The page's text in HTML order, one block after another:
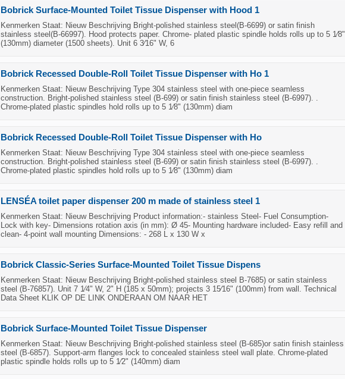
Bobrick Surface-Mounted Toilet Tissue Dispenser with Hood 1
Kenmerken Staat: Nieuw Beschrijving Bright-polished stainless steel(B-6699) or satin finish
stainless steel(B-66997). Hood protects paper. Chrome- plated plastic spindle holds rolls up to 5 1⁄8"
(130mm) diameter (1500 sheets). Unit 6 3⁄16" W, 6
Bobrick Recessed Double-Roll Toilet Tissue Dispenser with Ho 1
Kenmerken Staat: Nieuw Beschrijving Type 304 stainless steel with one-piece seamless
construction. Bright-polished stainless steel (B-699) or satin finish stainless steel (B-6997). .
Chrome-plated plastic spindles hold rolls up to 5 1⁄8" (130mm) diam
Bobrick Recessed Double-Roll Toilet Tissue Dispenser with Ho
Kenmerken Staat: Nieuw Beschrijving Type 304 stainless steel with one-piece seamless
construction. Bright-polished stainless steel (B-699) or satin finish stainless steel (B-6997). .
Chrome-plated plastic spindles hold rolls up to 5 1⁄8" (130mm) diam
LENSÉA toilet paper dispenser 200 m made of stainless steel 1
Kenmerken Staat: Nieuw Beschrijving Product information:- stainless Steel- Fuel Consumption-
Lock with key- Dimensions rotation axis (in mm): Ø 45- Mounting hardware included- Easy refill and
clean- 4-point wall mounting Dimensions: - 268 L x 130 W x
Bobrick Classic-Series Surface-Mounted Toilet Tissue Dispens
Kenmerken Staat: Nieuw Beschrijving Bright-polished stainless steel B-7685) or satin stainless
steel (B-76857). Unit 7 1⁄4" W, 2" H (185 x 50mm); projects 3 15⁄16" (100mm) from wall. Technical
Data Sheet KLIK OP DE LINK ONDERAAN OM NAAR HET
Bobrick Surface-Mounted Toilet Tissue Dispenser
Kenmerken Staat: Nieuw Beschrijving Bright-polished stainless steel (B-685)or satin finish stainless
steel (B-6857). Support-arm flanges lock to concealed stainless steel wall plate. Chrome-plated
plastic spindle holds rolls up to 5 1⁄2" (140mm) diam